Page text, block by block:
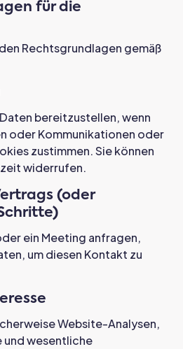
für die
Rechtsgrundlagen gemäß
bereitzustellen, wenn
oder Kommunikationen oder
zustimmen. Sie können
widerrufen.
(oder
ein Meeting anfragen,
um diesen Kontakt zu
Website-Analysen,
wesentliche